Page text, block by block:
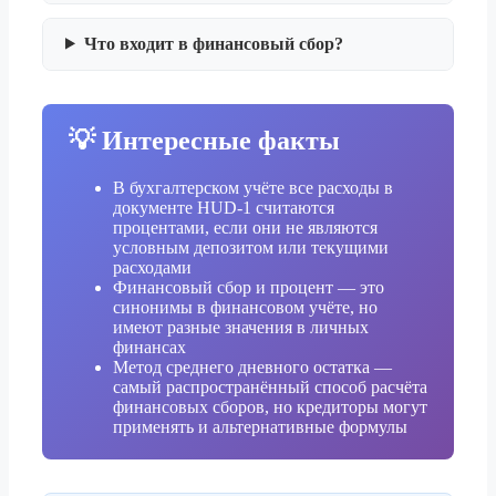
Что входит в финансовый сбор?
💡 Интересные факты
В бухгалтерском учёте все расходы в
документе HUD-1 считаются
процентами, если они не являются
условным депозитом или текущими
расходами
Финансовый сбор и процент — это
синонимы в финансовом учёте, но
имеют разные значения в личных
финансах
Метод среднего дневного остатка —
самый распространённый способ расчёта
финансовых сборов, но кредиторы могут
применять и альтернативные формулы